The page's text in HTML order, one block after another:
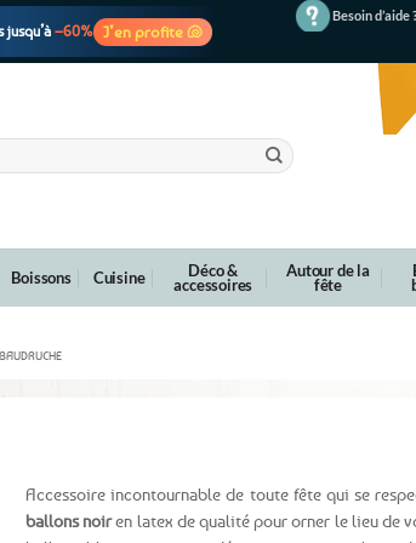
–60% J’en profite 🐚
Besoin d’aide
Boissons Cuisine Déco &
accessoires
Autour de la
fête
Accessoire incontournable de toute fête qui se
ballons noiren latex de qualité pour orner le lieu de